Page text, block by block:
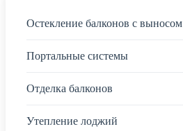
Остекление балконов с выносом
Портальные системы
Отделка балконов
Утепление лоджий